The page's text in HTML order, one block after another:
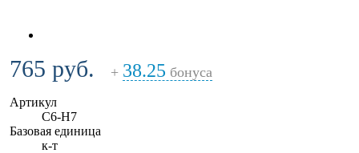
765 руб. + 38.25 бонуса
Артикул
C6-H7
Базовая единица
к-т